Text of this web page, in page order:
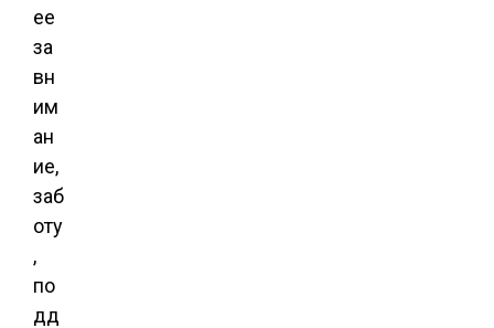
ее
за
вн
им
ан
ие,
заб
оту
,
по
дд